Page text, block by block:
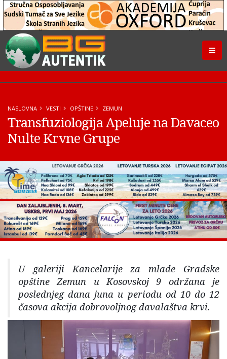
NASLOVNA VESTI OPŠTINE ZEMUN
Transfuziologija Apeluje na Davaceo
Nulte Krvne Grupe
U galeriji Kancelarije za mlade Gradske
opštine Zemun u Kosovskoj 9 održana je
poslednjeg dana juna u periodu od 10 do 12
časova akcija dobrovoljnog davalaštva krvi.